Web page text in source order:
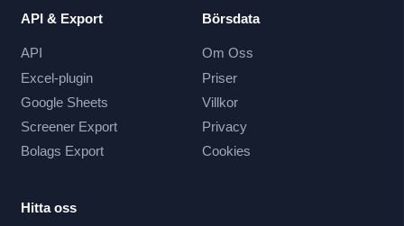
API & Export
API
Excel-plugin
Google Sheets
Screener Export
Bolags Export
Börsdata
Om Oss
Priser
Villkor
Privacy
Cookies
Hitta oss